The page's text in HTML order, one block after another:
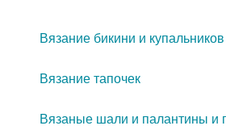
Вязание бикини и
Вязание тапочек
Вязаные шали и палантины и